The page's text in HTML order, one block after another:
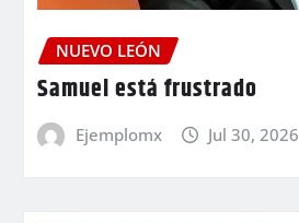
NUEVO LEÓN
Samuel está frustrado
Ejemplomx Jul 30, 2026